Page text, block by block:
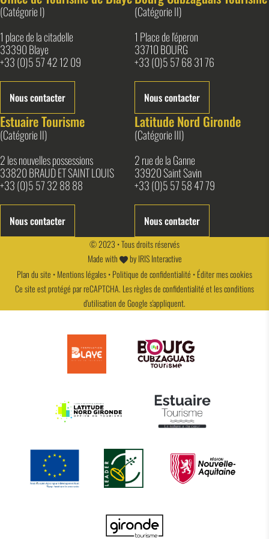
(Catégorie I)
1 place de la citadelle
33390 Blaye
+33 (0)5 57 42 12 09
Nous contacter
(Catégorie II)
1 Place de l'éperon
33710 BOURG
+33 (0)5 57 68 31 76
Nous contacter
Estuaire Tourisme
(Catégorie II)
2 les nouvelles possessions
33820 BRAUD ET SAINT LOUIS
+33 (0)5 57 32 88 88
Nous contacter
Latitude Nord Gironde
(Catégorie III)
2 rue de la Ganne
33920 Saint Savin
+33 (0)5 57 58 47 79
Nous contacter
© 2023 • Tous droits réservés
Made with
byIRIS Interactive
Plan du site •Mentions légales•Politique de confidentialité •Éditer mes cookies
Ce site est protégé par reCAPTCHA. Lesrègles de confidentialitéet lesconditions
d'utilisationde Google s'appliquent.